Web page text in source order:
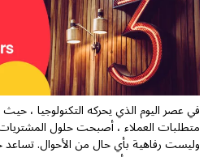
في عصر اليوم الذي يحركه التكنولوجيا ،
متطلبات العملاء ، أصبحت حلول
وليست رفاهية بأي حال من الأحوال. تساعد